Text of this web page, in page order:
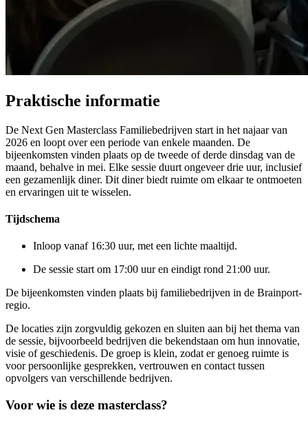
Praktische informatie
De Next Gen Masterclass Familiebedrijven start in het najaar van
2026 en loopt over een periode van enkele maanden. De
bijeenkomsten vinden plaats op de tweede of derde dinsdag van de
maand, behalve in mei. Elke sessie duurt ongeveer drie uur, inclusief
een gezamenlijk diner. Dit diner biedt ruimte om elkaar te ontmoeten
en ervaringen uit te wisselen.
Tijdschema
Inloop vanaf 16:30 uur, met een lichte maaltijd.
De sessie start om 17:00 uur en eindigt rond 21:00 uur.
De bijeenkomsten vinden plaats bij familiebedrijven in de Brainport-
regio.
De locaties zijn zorgvuldig gekozen en sluiten aan bij het thema van
de sessie, bijvoorbeeld bedrijven die bekendstaan om hun innovatie,
visie of geschiedenis. De groep is klein, zodat er genoeg ruimte is
voor persoonlijke gesprekken, vertrouwen en contact tussen
opvolgers van verschillende bedrijven.
Voor wie is deze masterclass?